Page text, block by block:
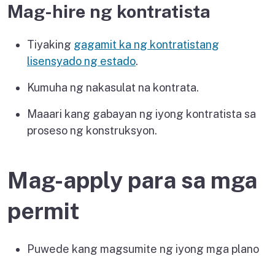
Mag-hire ng kontratista
Tiyaking gagamit ka ng kontratistang
lisensyado ng estado.
Kumuha ng nakasulat na kontrata.
Maaari kang gabayan ng iyong kontratista sa
proseso ng konstruksyon.
Mag-apply para sa mga
permit
Puwede kang magsumite ng iyong mga plano